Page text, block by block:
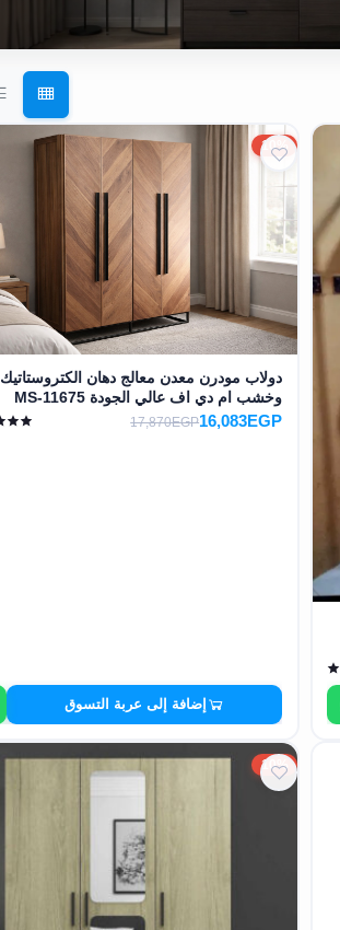
10%
دولاب مودرن معدن معالج دهان الكتروستاتيك
وخشب ام دي اف عالي الجودة MS-11675
16,083EGP
17,870EGP
إضافة إلى عربة التسوق
10%